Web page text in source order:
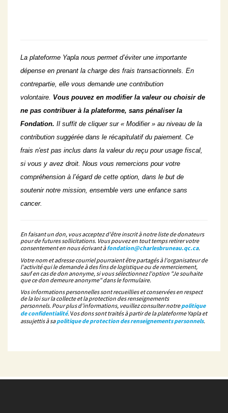
La plateforme Yapla nous permet d’éviter une importante
dépense en prenant la charge des frais transactionnels. En
contrepartie, elle vous demande une contribution
volontaire. Vous pouvez en modifier la valeur ou choisir de
ne pas contribuer à la plateforme, sans pénaliser la
Fondation. Il suffit de cliquer sur « Modifier » au niveau de la
contribution suggérée dans le récapitulatif du paiement. Ce
frais n'est pas inclus dans la valeur du reçu pour usage fiscal,
si vous y avez droit. Nous vous remercions pour votre
compréhension à l’égard de cette option, dans le but de
soutenir notre mission, ensemble vers une enfance sans
cancer.
En faisant un don, vous acceptez d'être inscrit à notre liste de donateurs
pour de futures sollicitations. Vous pouvez en tout temps retirer votre
consentement en nous écrivant àfondation@charlesbruneau.qc.ca.
Votre nom et adresse courriel pourraient être partagés à l'organisateur de
l'activité qui le demande à des fins de logistique ou de remerciement,
sauf en cas de don anonyme, si vous sélectionnez l'option "Je souhaite
que ce don demeure anonyme" dans le formulaire.
Vos informations personnelles sont recueillies et conservées en respect
de la loi sur la collecte et la protection des renseignements
personnels. Pour plus d’informations, veuillez consulter notrepolitique
de confidentialité. Vos dons sont traités à partir de la plateforme Yapla et
assujettis à sapolitique de protection des renseignements personnels.